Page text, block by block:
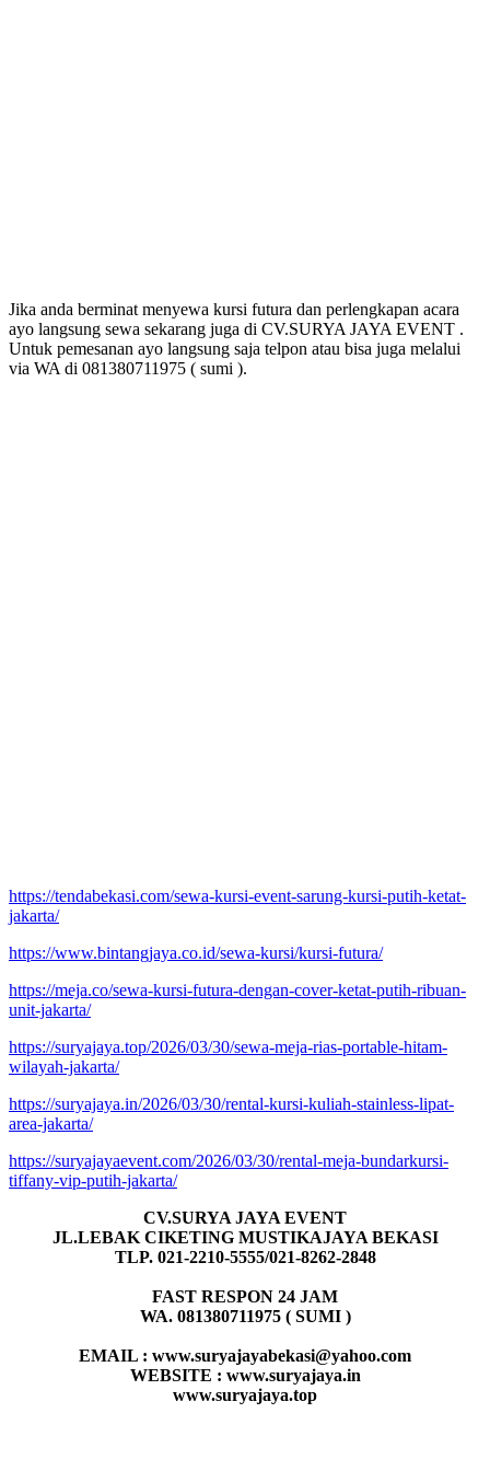
Jika anda berminat menyewa kursi futura dan perlengkapan acara
ayo langsung sewa sekarang juga di CV.SURYA JAYA EVENT .
Untuk pemesanan ayo langsung saja telpon atau bisa juga melalui
via WA di 081380711975 ( sumi ).
https://tendabekasi.com/sewa-kursi-event-sarung-kursi-putih-ketat-
jakarta/
https://www.bintangjaya.co.id/sewa-kursi/kursi-futura/
https://meja.co/sewa-kursi-futura-dengan-cover-ketat-putih-ribuan-
unit-jakarta/
https://suryajaya.top/2026/03/30/sewa-meja-rias-portable-hitam-
wilayah-jakarta/
https://suryajaya.in/2026/03/30/rental-kursi-kuliah-stainless-lipat-
area-jakarta/
https://suryajayaevent.com/2026/03/30/rental-meja-bundarkursi-
tiffany-vip-putih-jakarta/
CV.SURYA JAYA EVENT
JL.LEBAK CIKETING MUSTIKAJAYA BEKASI
TLP. 021-2210-5555/021-8262-2848
FAST RESPON 24 JAM
WA. 081380711975 ( SUMI )
EMAIL : www.suryajayabekasi@yahoo.com
WEBSITE : www.suryajaya.in
www.suryajaya.top